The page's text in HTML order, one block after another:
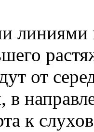
линиями
от
в
к